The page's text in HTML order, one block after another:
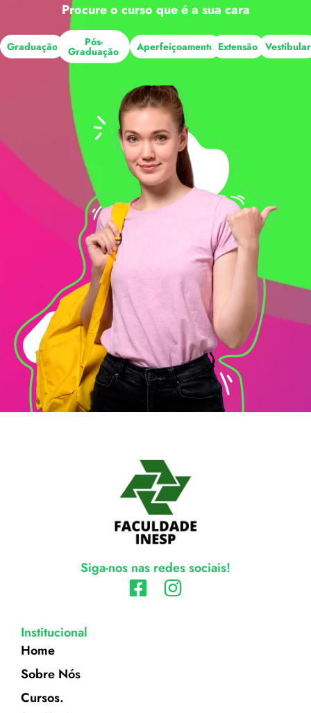
Procure o curso que é a sua cara
Graduação Pós-
Graduação Aperfeiçoamento Extensão Vestibular
Siga-nos nas redes sociais!
Institucional
Home
Sobre Nós
Cursos.